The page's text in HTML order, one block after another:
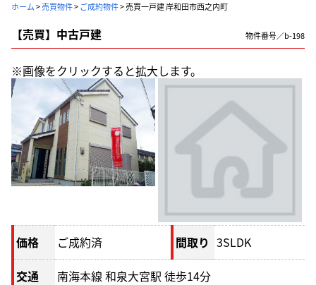
ホーム>売買物件>ご成約物件>売買一戸建 岸和田市西之内町
【売買】中古戸建 物件番号／b-198
※画像をクリックすると拡大します。
価格 ご成約済 間取り 3SLDK
交通
南海本線 和泉大宮駅 徒歩14分